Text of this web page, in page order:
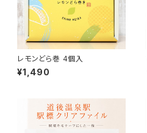
レモンどら巻 4個入
¥1,490